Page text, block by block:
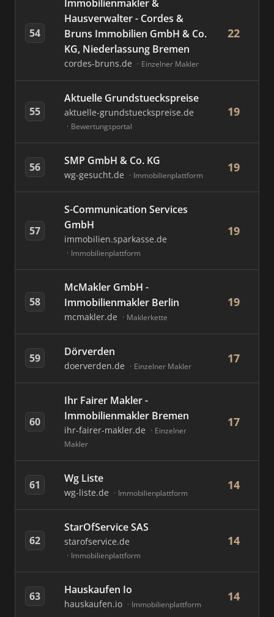
54
Immobilienmakler &
Hausverwalter - Cordes &
Bruns Immobilien GmbH & Co.
KG, Niederlassung Bremen
cordes-bruns.de Einzelner Makler
22
55
Aktuelle Grundstueckspreise
aktuelle-grundstueckspreise.de
Bewertungsportal
19
56 SMP GmbH & Co. KG
wg-gesucht.de Immobilienplattform
19
57
S-Communication Services
GmbH
immobilien.sparkasse.de
Immobilienplattform
19
58
McMakler GmbH -
Immobilienmakler Berlin
mcmakler.de Maklerkette
19
59 Dörverden
doerverden.de Einzelner Makler
17
60
Ihr Fairer Makler -
Immobilienmakler Bremen
ihr-fairer-makler.de
Einzelner
Makler
17
61 Wg Liste
wg-liste.de Immobilienplattform
14
62
StarOfService SAS
starofservice.de
Immobilienplattform
14
63 Hauskaufen Io
hauskaufen.io Immobilienplattform
14